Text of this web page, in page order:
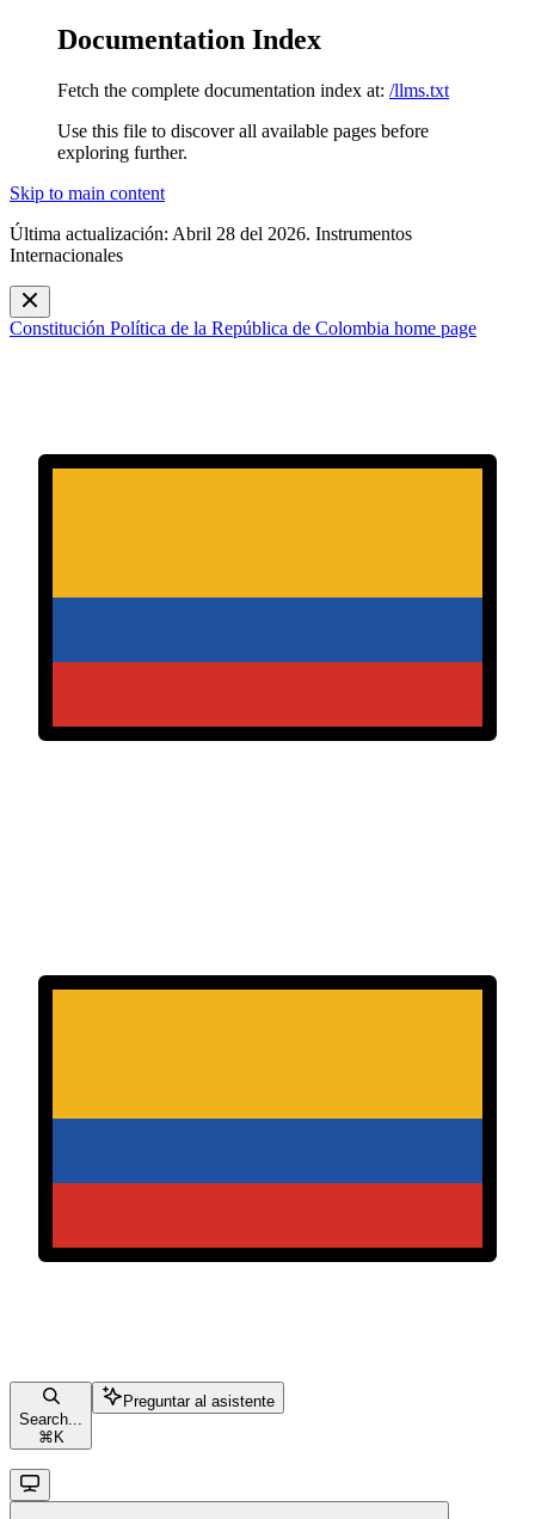
Documentation Index
Fetch the complete documentation index at: /llms.txt
Use this file to discover all available pages before
exploring further.
Skip to main content
Última actualización: Abril 28 del 2026. Instrumentos
Internacionales
Constitución Política de la República de Colombia home page
Search...
⌘ K
Preguntar al asistente